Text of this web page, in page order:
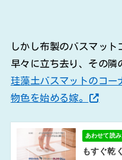
しかし布製のバスマット
早々に立ち去り、その隣
珪藻土バスマットのコー
物色を始める嫁。
あわせて読
もすぐ乾